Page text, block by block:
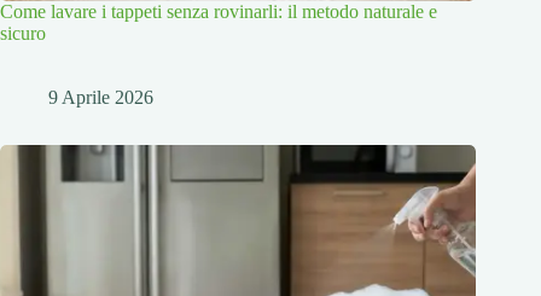
Come lavare i tappeti senza rovinarli: il metodo naturale e
sicuro
9 Aprile 2026